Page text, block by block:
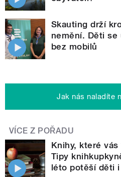
Skauting drží
nemění. Děti
bez mobilů
Jak nás naladíte
VÍCE Z POŘADU
Knihy, které
Tipy
léto potěší děti